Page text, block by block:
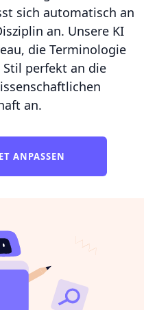
sich automatisch an
an. Unsere KI
die Terminologie
perfekt an die
an.
ANPASSEN